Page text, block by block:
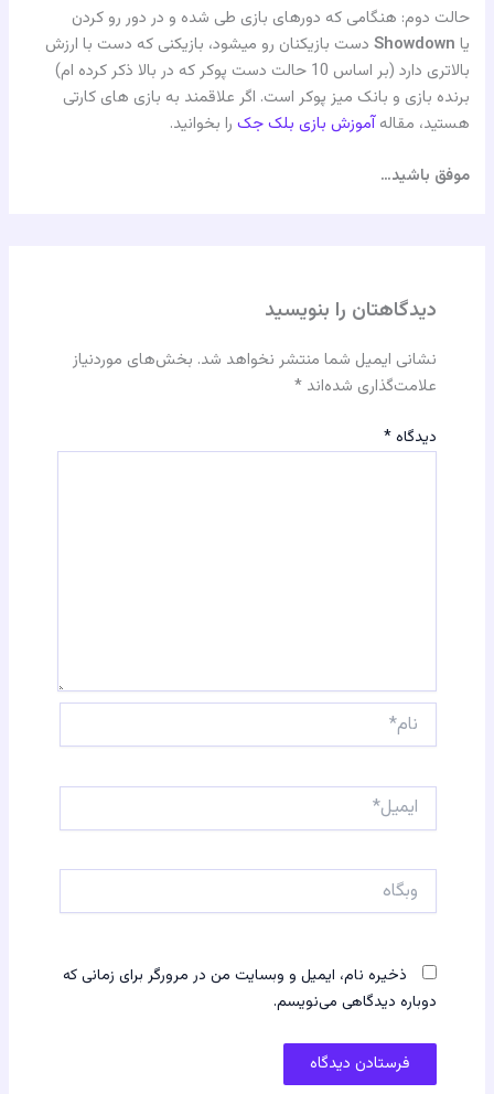
حالت دوم: هنگامی که دورهای بازی طی شده و در دور رو کردن
یا Showdown دست بازیکنان رو میشود، بازیکنی که دست با ارزش
بالاتری دارد (بر اساس 10 حالت دست پوکر که در بالا ذکر کرده ام)
برنده بازی و بانک میز پوکر است. اگر علاقمند به بازی های کارتی
هستید، مقالهآموزش بازی بلک جک را بخوانید.
موفق باشید…
دیدگاهتان را بنویسید
نشانی ایمیل شما منتشر نخواهد شد. بخش‌های موردنیاز
علامت‌گذاری شده‌اند *
دیدگاه*
ایمیل*
ذخیره نام، ایمیل و وبسایت من در مرورگر برای زمانی که
دوباره دیدگاهی می‌نویسم.